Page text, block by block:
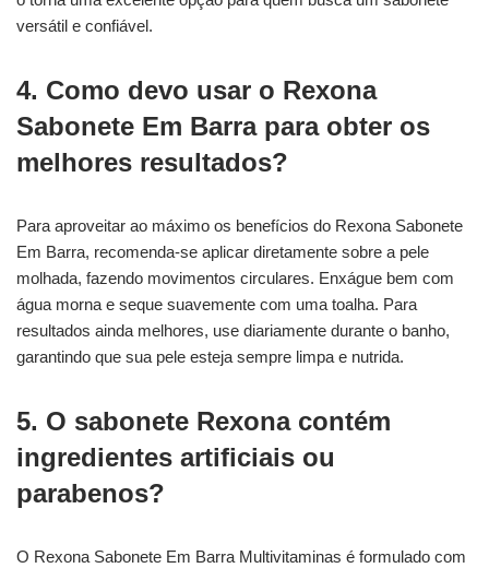
versátil e confiável.
4. Como devo usar o Rexona
Sabonete Em Barra para obter os
melhores resultados?
Para aproveitar ao máximo os benefícios do Rexona Sabonete
Em Barra, recomenda-se aplicar diretamente sobre a pele
molhada, fazendo movimentos circulares. Enxágue bem com
água morna e seque suavemente com uma toalha. Para
resultados ainda melhores, use diariamente durante o banho,
garantindo que sua pele esteja sempre limpa e nutrida.
5. O sabonete Rexona contém
ingredientes artificiais ou
parabenos?
O Rexona Sabonete Em Barra Multivitaminas é formulado com